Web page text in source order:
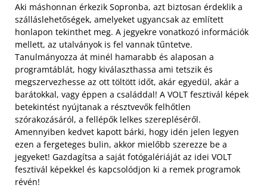
Aki máshonnan érkezik Sopronba, azt biztosan érdeklik a
szálláslehetőségek, amelyeket ugyancsak az említett
honlapon tekinthet meg. A jegyekre vonatkozó információk
mellett, az utalványok is fel vannak tűntetve.
Tanulmányozza át minél hamarabb és alaposan a
programtáblát, hogy kiválaszthassa ami tetszik és
megszervezhesse az ott töltött időt, akár egyedül, akár a
barátokkal, vagy éppen a családdal! A VOLT fesztivál képek
betekintést nyújtanak a résztvevők felhőtlen
szórakozásáról, a fellépők lelkes szerepléséről.
Amennyiben kedvet kapott bárki, hogy idén jelen legyen
ezen a fergeteges bulin, akkor mielőbb szerezze be a
jegyeket! Gazdagítsa a saját fotógalériáját az idei VOLT
fesztivál képekkel és kapcsolódjon ki a remek programok
révén!